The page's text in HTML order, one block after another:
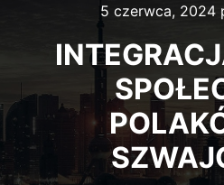
5 czerwca, 2024